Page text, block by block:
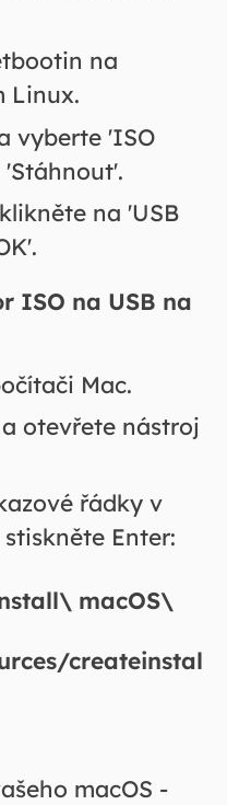
na
Linux.
vyberte 'ISO
na 'USB
ISO na USB na
Mac.
otevřete nástroj
řádky v
Enter:
macOS\
createinstal
macOS -